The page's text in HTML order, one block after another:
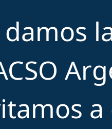
damos